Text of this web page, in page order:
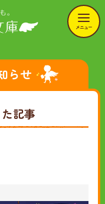
メニュー
らせ
記事